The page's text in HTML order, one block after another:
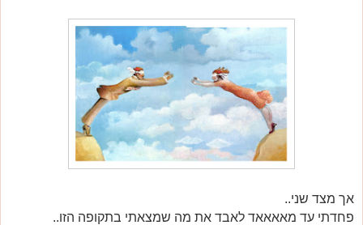
אך מצד שני..
פחדתי עד מאאאאד לאבד את מה שמצאתי בתקופה הזו..